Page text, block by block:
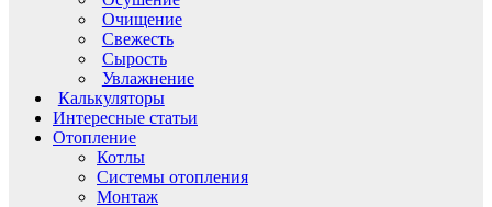
Очищение
Свежесть
Сырость
Увлажнение
Калькуляторы
Интересные статьи
Отопление
Котлы
Системы отопления
Монтаж